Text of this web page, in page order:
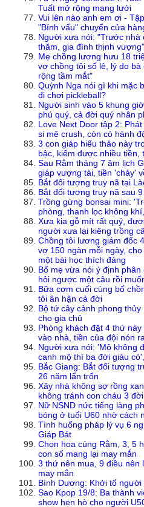
Tuất mở rộng mạng lưới
Vui lên nào anh em ơi -
"Bính vẩu" chuyển cửa
Người xưa nói: "Trước nhà
thăm, gia đình thịnh vượng"
Mẹ chồng lương hưu 18
vợ chồng tôi số lẻ, lý do
rộng tầm mắt"
Quỳnh Nga nói gì khi mặc
đi chơi pickleball?
Người sinh vào 5 khung
phú quý, cả đời quý nhân
Love Next Door tập 2:
si mê crush, còn có hành
3 con giáp hiếu thảo này
bậc, kiếm được nhiều tiền,
Sau Rằm tháng 7 âm lịch
giáp vượng tài, tiền 'chảy'
Bắt đối tượng truy nã tại
Bắt đối tượng truy nã sau
Trồng gừng bonsai mini:
phòng, thanh lọc không
Xưa kia gỗ mít rất quý,
người xưa lại kiêng trồng
Chồng tôi lương giám đốc
vợ 150 ngàn mỗi ngày,
một bài học thích đáng
Bố mẹ vừa nói ý định
hỏi ngược một câu rồi
Bữa cơm cuối cùng bố
tôi ân hận cả đời
Bộ tứ cây cảnh phong
cho gia chủ
Phòng khách đặt 4 thứ
vào nhà, tiền của đội nón
Người xưa nói: 'Mộ không
canh mộ thì ba đời giàu
Bắc Giang: Bắt đối tượng
26 năm lẩn trốn
Xây nhà không sợ rồng
không tránh con cháu 3
Nữ NSND nức tiếng làng
bóng ở tuổi U60 nhờ cách
Tình huống pháp lý vụ 6
Giáp Bát
Chọn hoa cúng Rằm, 3, 5
con số mang lại may mắn
3 thứ nên mua, 9 điều nên
may mắn
Bình Dương: Khởi tố
Sao Kpop 19/8: Ba thành
show hẹn hò cho người